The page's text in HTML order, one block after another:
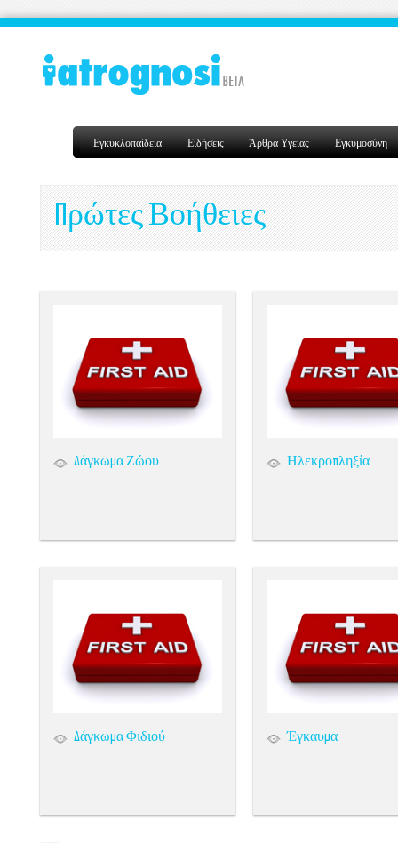
Εγκυκλοπαίδεια Ειδήσεις Άρθρα Υγείας Εγκυμοσύνη
Πρώτες Βοήθειες
Δάγκωμα Ζώου Ηλεκροπληξία
Δάγκωμα Φιδιού Έγκαυμα